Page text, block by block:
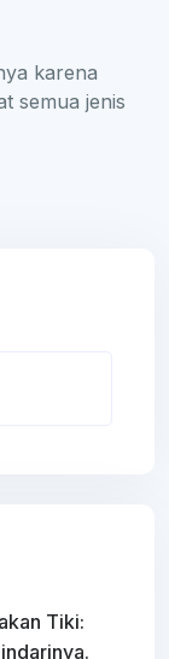
karena
semua jenis
Tiki: